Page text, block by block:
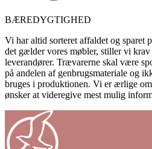
BÆREDYGTIGHED
Vi har altid sorteret affaldet og sparet
det gælder vores møbler, stiller vi
leverandører. Trævarerne skal være
på andelen af genbrugsmateriale og
bruges i produktionen. Vi er ærlige
ønsker at videregive mest mulig